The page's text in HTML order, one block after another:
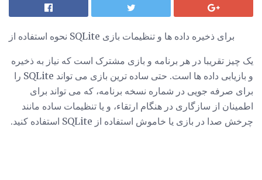
نحوه استفاده از SQLite برای ذخیره داده ها و تنظیمات بازی
یک چیز تقریبا در هر برنامه و بازی مشترک است که نیاز به ذخیره
و بازیابی داده ها است. حتی ساده ترین بازی می تواند SQLite را
برای صرفه جویی در شماره نسخه برنامه، که می تواند برای
اطمینان از سازگاری در هنگام ارتقاء، و یا تنظیمات ساده مانند
چرخش صدا در بازی یا خاموش استفاده از SQLite استفاده کنید.